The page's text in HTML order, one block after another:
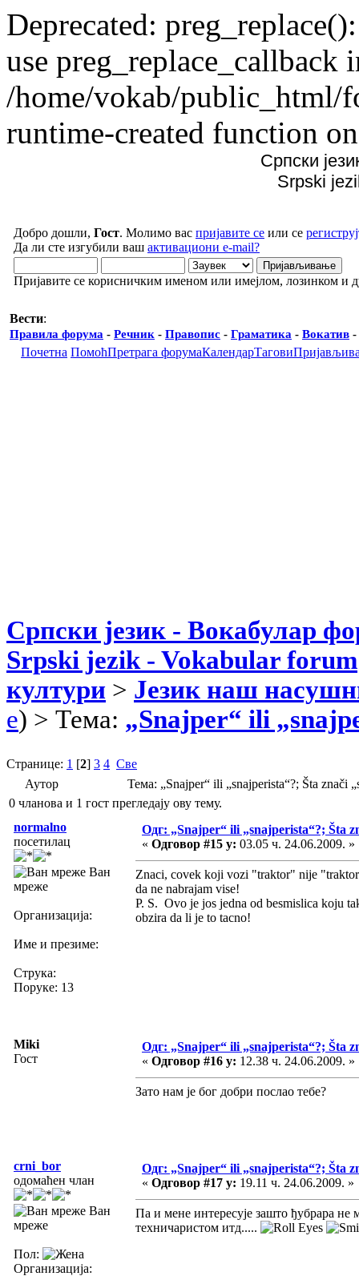
Deprecated:
use preg_replace_callback
/home/vokab/public_html/
runtime-created function
Српски
Srpski
Добро дошли, Гост. Молимо вас пријавите се или се
Да ли сте изгубили ваш активациони e-mail?
Пријавите се корисничким именом или имејлом, лозинком и
Вести:
Правила форума - Речник - Правопис - Граматика - Вокатив -
Почетна ПомоћПретрага форумаКалендарТагови
Српски језик - Вокабулар
Srpski jezik - Vokabular forum
култури > Језик наш
e) > Тема: „Snajper“ ili
Странице: 1 [2] 3 4 Све
Аутор
Тема: „Snajper“ ili „snajperista“?; Šta
0 чланова и 1 гост прегледају ову тему.
normalno
посетилац
Ван
мреже
Организација:
Име и презиме:
Струка:
Поруке: 13
Одг: „Snajper“ ili „snajperista“?; Šta
« Одговор #15 у: 03.05 ч. 24.06.2009. »
Znaci, covek koji vozi "traktor" nije
da ne nabrajam vise!
P. S. Ovo je jos jedna od besmislica koju
obzira da li je to tacno!
Miki
Гост
Одг: „Snajper“ ili „snajperista“?; Šta
« Одговор #16 у: 12.38 ч. 24.06.2009. »
Зато нам је бог добри послао тебе?
crni_bor
одомаћен члан
Ван
мреже
Пол:
Организација:
Одг: „Snajper“ ili „snajperista“?; Šta
« Одговор #17 у: 19.11 ч. 24.06.2009. »
Па и мене интересује зашто ђубрара
техничаристом итд.....